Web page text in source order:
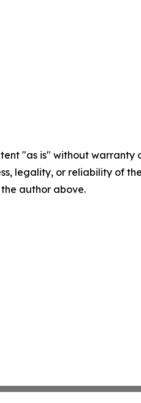
"as is" without
legality, or reliability of
author above.